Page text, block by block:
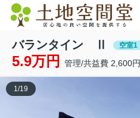
バランタイン Ⅱ 空室1
5.9万円 管理/共益費 2,600円
1/19